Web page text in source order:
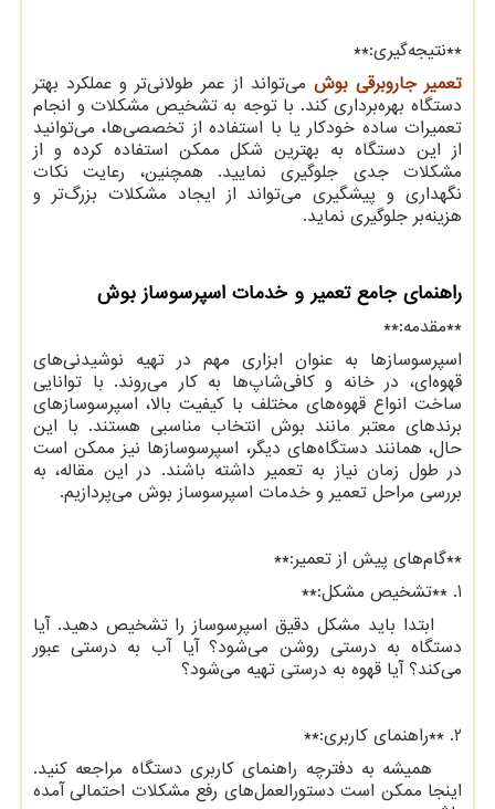
**نتیجه‌گیری:**
تعمیر جاروبرقی بوش می‌تواند از عمر طولانی‌تر و عملکرد بهتر
دستگاه بهره‌برداری کند. با توجه به تشخیص مشکلات و انجام
تعمیرات ساده خودکار یا با استفاده از تخصصی‌ها، می‌توانید
از این دستگاه به بهترین شکل ممکن استفاده کرده و از
مشکلات جدی جلوگیری نمایید. همچنین، رعایت نکات
نگهداری و پیشگیری می‌تواند از ایجاد مشکلات بزرگ‌تر و
هزینه‌بر جلوگیری نماید.
راهنمای جامع تعمیر و خدمات اسپرسوساز بوش
**مقدمه:**
اسپرسوسازها به عنوان ابزاری مهم در تهیه نوشیدنی‌های
قهوه‌ای، در خانه و کافی‌شاپ‌ها به کار می‌روند. با توانایی
ساخت انواع قهوه‌های مختلف با کیفیت بالا، اسپرسوسازهای
برندهای معتبر مانند بوش انتخاب مناسبی هستند. با این
حال، همانند دستگاه‌های دیگر، اسپرسوسازها نیز ممکن است
در طول زمان نیاز به تعمیر داشته باشند. در این مقاله، به
بررسی مراحل تعمیر و خدمات اسپرسوساز بوش می‌پردازیم.
**گام‌های پیش از تعمیر:**
1. **تشخیص مشکل:**
ابتدا باید مشکل دقیق اسپرسوساز را تشخیص دهید. آیا
دستگاه به درستی روشن می‌شود؟ آیا آب به درستی عبور
می‌کند؟ آیا قهوه به درستی تهیه می‌شود؟
2. **راهنمای کاربری:**
همیشه به دفترچه راهنمای کاربری دستگاه مراجعه کنید.
اینجا ممکن است دستورالعمل‌های رفع مشکلات احتمالی آمده